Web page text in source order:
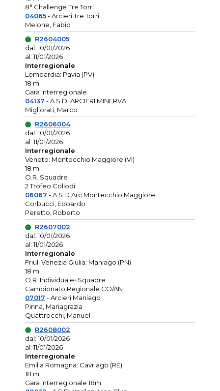
8° Challenge Tre Torri
04065- Arcieri Tre Torri
Melone, Fabio
R2604005
dal: 10/01/2026
al: 11/01/2026
Interregionale
Lombardia: Pavia (PV)
18 m
Gara Interregionale
04137 - A.S.D. ARCIERI MINERVA
Migliorati, Marco
R2606004
dal: 10/01/2026
al: 11/01/2026
Interregionale
Veneto: Montecchio Maggiore (VI)
18 m
O.R. Squadre
2 Trofeo Collodi
06067 - A.S.D.Arc.Montecchio Maggiore
Corbucci, Edoardo
Peretto, Roberto
R2607002
dal: 10/01/2026
al: 11/01/2026
Interregionale
Friuli Venezia Giulia: Maniago (PN)
18 m
O.R. Individuale+Squadre
Campionato Regionale CO/AN
07017 - Arcieri Maniago
Pinna, Mariagrazia
Quattrocchi, Manuel
R2608002
dal: 10/01/2026
al: 11/01/2026
Interregionale
Emilia Romagna: Cavriago (RE)
18 m
Gara interregionale 18m